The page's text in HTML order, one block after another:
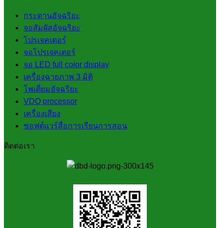
กระดานอัจฉริยะ
จอสัมผัสอัจฉริยะ
โปรเจคเตอร์
จอโปรเจคเตอร์
จอ LED full color display
เครื่องฉายภาพ 3 มิติ
โพเดี่ยมอัจฉริยะ
VDO processor
เครื่องเสียง
ซอฟต์แวร์สื่อการเรียนการสอน
ติดต่อเรา